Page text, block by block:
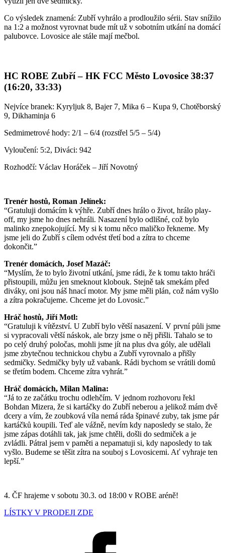
Co výsledek znamená: Zubří vyhrálo a prodloužilo sérii. Stav snížilo
na 1:2 a možnost vyrovnat bude mít už v sobotním utkání na domácí
palubovce. Lovosice ale stále mají mečbol.
HC ROBE Zubří – HK FCC Město Lovosice 38:37
(16:20, 33:33)
Nejvíce branek: Kyryljuk 8, Bajer 7, Mika 6 – Kupa 9, Chotěborský
9, Dikhaminja 6
Sedmimetrové hody: 2/1 – 6/4 (rozstřel 5/5 – 5/4)
Vyloučení: 5:2, Diváci: 942
Rozhodčí: Václav Horáček – Jiří Novotný
Trenér hostů, Roman Jelínek:
“Gratuluji domácím k výhře. Zubří dnes hrálo o život, hrálo play-
off, my jsme ho dnes nehráli. Nasazení bylo odlišné, což bylo
malinko znepokojující. My si k tomu něco maličko řekneme. My
jsme jeli do Zubří s cílem odvést třetí bod a zítra to chceme
dokončit.”
Trenér domácích, Josef Mazáč:
“Myslím, že to bylo životní utkání, jsme rádi, že k tomu takto hráči
přistoupili, můžu jen smeknout klobouk. Stejně tak smekám před
diváky, oni jsou náš hnací motor. My jsme měli plán, což nám vyšlo
a zítra pokračujeme. Chceme jet do Lovosic.”
Hráč hostů, Jiří Motl:
“Gratuluji k vítězství. U Zubří bylo větší nasazení. V první půli jsme
si vypracovali větší náskok, ale brzy jsme o něj přišli. Tahalo se to
po celý druhý poločas, mohli jsme jít na plus dva góly, ale udělali
jsme zbytečnou technickou chybu a Zubří vyrovnalo a přišly
sedmičky. Sedmičky byly už vabank. Rádi bychom se vrátili domů
se třetím bodem. Chceme zítra vyhrát.”
Hráč domácích, Milan Malina:
“Já to ze začátku trochu odlehčím. V jednom rozhovoru řekl
Bohdan Mizera, že si kartáčky do Zubří neberou a jelikož mám dvě
dcery a vím, že zoubková víla nemá ráda špinavé zuby, tak jsme pár
kartáčků koupili. Teď ale vážně, nevím kdy naposledy se stalo, že
jsme zápas dotáhli tak, jak jsme chtěli, došli do sedmiček a je
zvládli. Pátral jsem v paměti a nepamatuji si, kdy naposledy to tak
vyšlo. Budeme se těšit zítra na souboj s Lovosicemi. Ať vyhraje ten
lepší.”
4. ČF hrajeme v sobotu 30.3. od 18:00 v ROBE aréně!
LÍSTKY V PRODEJI ZDE